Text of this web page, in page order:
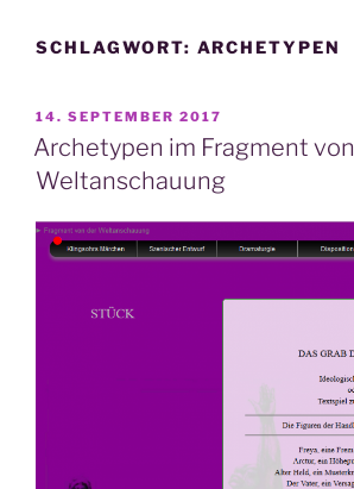
SCHLAGWORT: ARCHETYPEN
VERÖFFENTLICHT
AM
14. SEPTEMBER 2017
Archetypen im Fragment
Weltanschauung